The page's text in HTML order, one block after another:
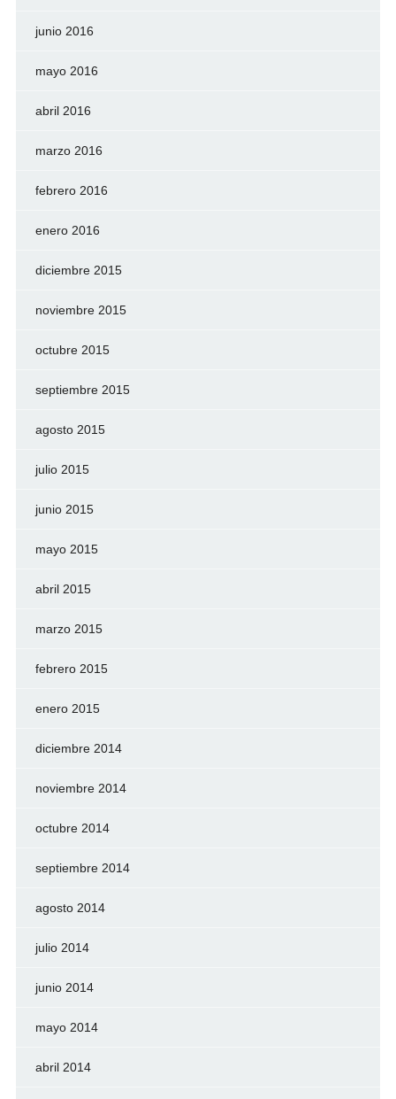
junio 2016
mayo 2016
abril 2016
marzo 2016
febrero 2016
enero 2016
diciembre 2015
noviembre 2015
octubre 2015
septiembre 2015
agosto 2015
julio 2015
junio 2015
mayo 2015
abril 2015
marzo 2015
febrero 2015
enero 2015
diciembre 2014
noviembre 2014
octubre 2014
septiembre 2014
agosto 2014
julio 2014
junio 2014
mayo 2014
abril 2014